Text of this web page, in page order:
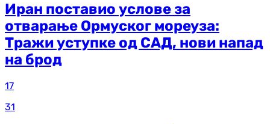
Иран поставио услове за
отварање Ормуског мореуза:
Тражи уступке од САД, нови напад
на брод
17
31